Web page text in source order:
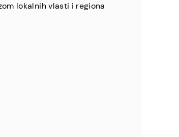
lokalnih vlasti i regiona